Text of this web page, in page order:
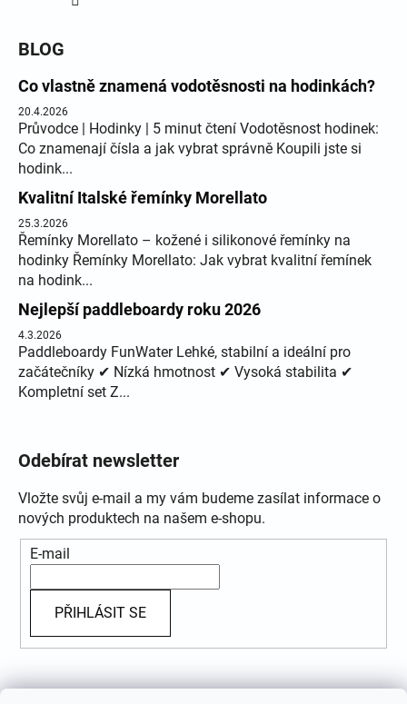
BLOG
Co vlastně znamená vodotěsnosti na hodinkách?
20.4.2026
Průvodce | Hodinky | 5 minut čtení Vodotěsnost hodinek:
Co znamenají čísla a jak vybrat správně Koupili jste si
hodink...
Kvalitní Italské řemínky Morellato
25.3.2026
Řemínky Morellato – kožené i silikonové řemínky na
hodinky Řemínky Morellato: Jak vybrat kvalitní řemínek
na hodink...
Nejlepší paddleboardy roku 2026
4.3.2026
Paddleboardy FunWater Lehké, stabilní a ideální pro
začátečníky ✔ Nízká hmotnost ✔ Vysoká stabilita ✔
Kompletní set Z...
Odebírat newsletter
Vložte svůj e-mail a my vám budeme zasílat informace o
nových produktech na našem e-shopu.
E-mail
PŘIHLÁSIT SE